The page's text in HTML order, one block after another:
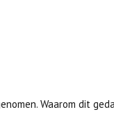
Waarom dit